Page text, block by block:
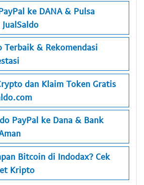
ke DANA & Pulsa
& Rekomendasi
dan Klaim Token Gratis
PayPal ke Dana & Bank
Bitcoin di Indodax? Cek
Kripto